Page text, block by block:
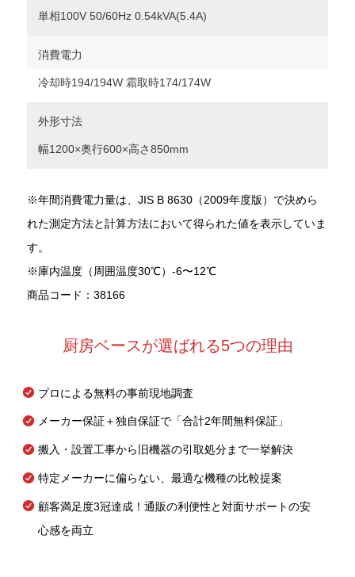
単相100V 50/60Hz 0.54kVA(5.4A)
消費電力
冷却時194/194W 霜取時174/174W
外形寸法
幅1200×奥行600×高さ850mm
※年間消費電力量は、JIS B 8630（2009年度版）で決めら
れた測定方法と計算方法において得られた値を表示していま
す。
※庫内温度（周囲温度30℃）-6〜12℃
商品コード：38166
厨房ベースが選ばれる5つの理由
プロによる無料の事前現地調査
メーカー保証＋独自保証で「合計2年間無料保証」
搬入・設置工事から旧機器の引取処分まで一挙解決
特定メーカーに偏らない、最適な機種の比較提案
顧客満足度3冠達成！通販の利便性と対面サポートの安
心感を両立